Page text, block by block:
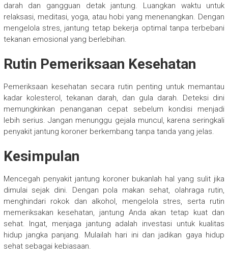
darah dan gangguan detak jantung. Luangkan waktu untuk
relaksasi, meditasi, yoga, atau hobi yang menenangkan. Dengan
mengelola stres, jantung tetap bekerja optimal tanpa terbebani
tekanan emosional yang berlebihan.
Rutin Pemeriksaan Kesehatan
Pemeriksaan kesehatan secara rutin penting untuk memantau
kadar kolesterol, tekanan darah, dan gula darah. Deteksi dini
memungkinkan penanganan cepat sebelum kondisi menjadi
lebih serius. Jangan menunggu gejala muncul, karena seringkali
penyakit jantung koroner berkembang tanpa tanda yang jelas.
Kesimpulan
Mencegah penyakit jantung koroner bukanlah hal yang sulit jika
dimulai sejak dini. Dengan pola makan sehat, olahraga rutin,
menghindari rokok dan alkohol, mengelola stres, serta rutin
memeriksakan kesehatan, jantung Anda akan tetap kuat dan
sehat. Ingat, menjaga jantung adalah investasi untuk kualitas
hidup jangka panjang. Mulailah hari ini dan jadikan gaya hidup
sehat sebagai kebiasaan.